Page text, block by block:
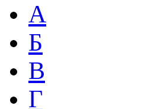
А
Б
В
Г